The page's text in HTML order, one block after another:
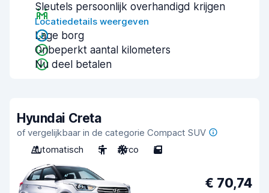
Sleutels persoonlijk overhandigd krijgen
Locatiedetails weergeven
Lage borg
Onbeperkt aantal kilometers
Nu deel betalen
Hyundai Creta
of vergelijkbaar in de categorie Compact SUV
Automatisch
5 Airco 5
€ 70,74